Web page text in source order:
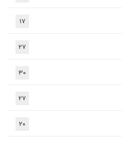
17
27
30
27
20